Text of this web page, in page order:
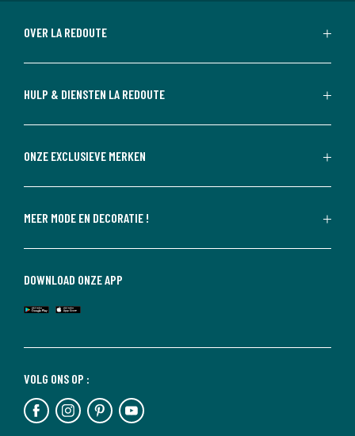
OVER LA REDOUTE
HULP & DIENSTEN LA REDOUTE
ONZE EXCLUSIEVE MERKEN
MEER MODE EN DECORATIE !
VOLG ONS OP :
DOWNLOAD ONZE APP